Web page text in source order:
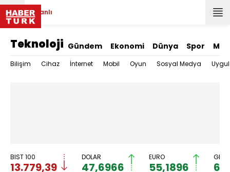
Canlı
Teknoloji Gündem Ekonomi Dünya Spor
Bilişim Cihaz İnternet Mobil Oyun Sosyal Medya
BIST 100
13.779,39
DOLAR
47,6966
EURO
55,1896